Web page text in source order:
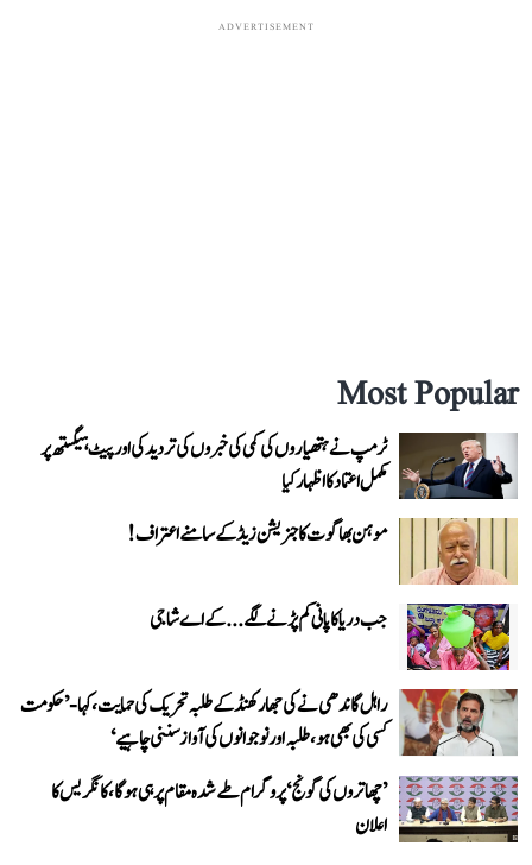
ADVERTISEMENT
Most Popular
ٹرمپ نے ہتھیاروں کی کمی کی خبروں کی تردید کی اور پیٹ ہیگستھ پر
مکمل اعتماد کا اظہار کیا
موہن بھاگوت کا جنریشن زیڈ کے سامنے اعتراف!
جب دریا کا پانی کم پڑنے لگے...کے اے شاجی
راہل گاندھی نے کی جھارکھنڈ کے طلبہ تحریک کی حمایت، کہا- ’حکومت
کسی کی بھی ہو، طلبہ اور نوجوانوں کی آواز سننی چاہیے‘
’چھاتروں کی گونج‘ پروگرام طے شدہ مقام پر ہی ہوگا، کانگریس کا
اعلان